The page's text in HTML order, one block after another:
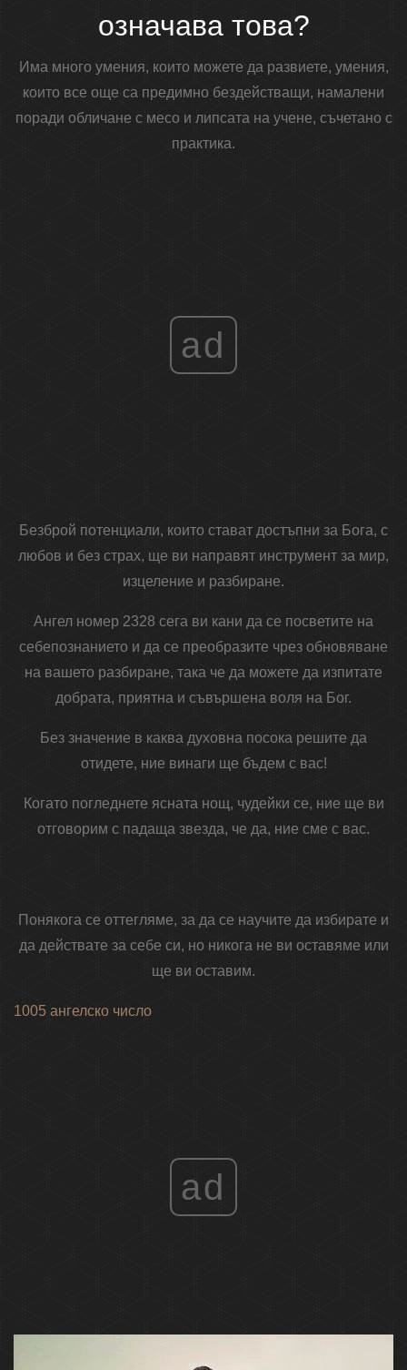
означава това?
Има много умения, които можете да развиете, умения,
които все още са предимно бездействащи, намалени
поради обличане с месо и липсата на учене, съчетано с
практика.
ad
Безброй потенциали, които стават достъпни за Бога, с
любов и без страх, ще ви направят инструмент за мир,
изцеление и разбиране.
Ангел номер 2328 сега ви кани да се посветите на
себепознанието и да се преобразите чрез обновяване
на вашето разбиране, така че да можете да изпитате
добрата, приятна и съвършена воля на Бог.
Без значение в каква духовна посока решите да
отидете, ние винаги ще бъдем с вас!
Когато погледнете ясната нощ, чудейки се, ние ще ви
отговорим с падаща звезда, че да, ние сме с вас.
Понякога се оттегляме, за да се научите да избирате и
да действате за себе си, но никога не ви оставяме или
ще ви оставим.
1005 ангелско число
ad